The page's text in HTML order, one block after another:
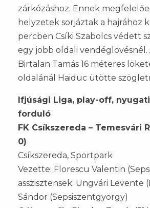
zárkózáshoz. Ennek
helyzetek sorjáztak a hajrához
percben Csíki Szabolcs védett
egy jobb oldali vendéglövésnél.
Birtalan Tamás 16 méteres
oldalánál Haiduc ütötte
Ifjúsági Liga, play-off,
forduló
FK Csíkszereda – Temesvári
0)
Csíkszereda, Sportpark
Vezette: Florescu Valentin
asszisztensek: Ungvári Levente
Sándor (Sepsiszentgyörgy)